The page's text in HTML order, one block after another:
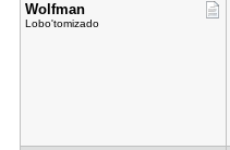
Wolfman
Lobo'tomizado